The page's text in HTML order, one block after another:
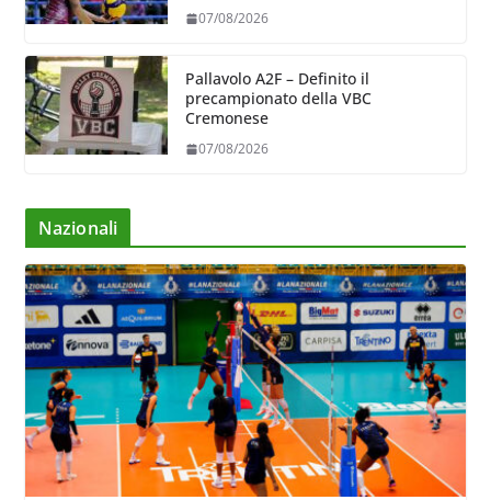
07/08/2026
Pallavolo A2F – Definito il
precampionato della VBC
Cremonese
07/08/2026
Nazionali